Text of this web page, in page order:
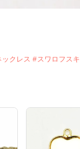
ックレス #スワロフス